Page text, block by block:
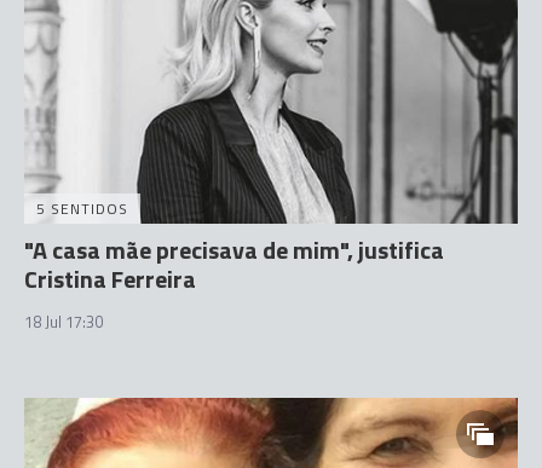
5 SENTIDOS
"A casa mãe precisava de mim", justifica
Cristina Ferreira
18 Jul 17:30